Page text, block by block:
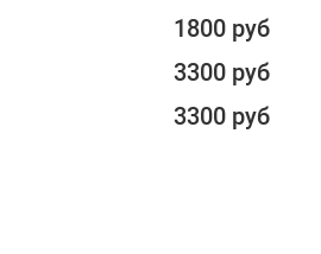
1800 руб
3300 руб
3300 руб